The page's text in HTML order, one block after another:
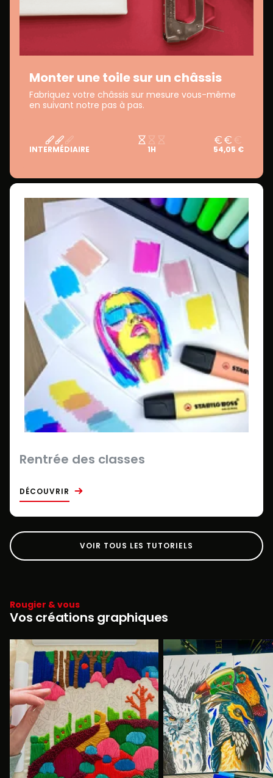
Monter une toile sur un châssis
Fabriquez votre châssis sur mesure vous-même
en suivant notre pas à pas.
INTERMÉDIAIRE 1H 54,05 €
Rentrée des classes
DÉCOUVRIR
VOIR TOUS LES TUTORIELS
Rougier & vous
Vos créations graphiques